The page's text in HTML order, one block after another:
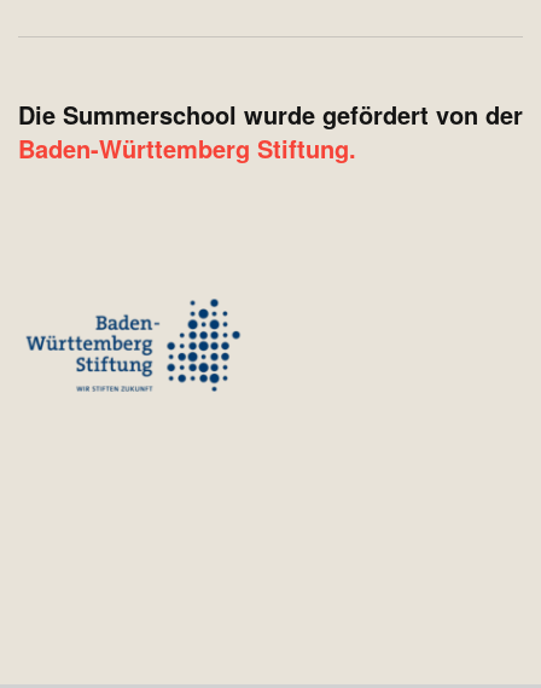
Die Summerschool wurde gefördert von der
Baden-Württemberg Stiftung.